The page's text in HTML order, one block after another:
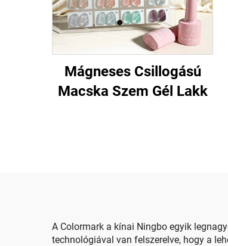
Mágneses Csillogású
Macska Szem Gél Lakk
A Colormark a kínai Ningbo egyik
technológiával van felszerelve, hogy a